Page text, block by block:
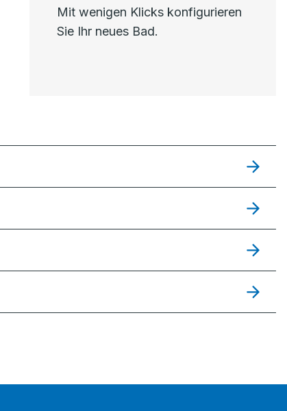
Mit wenigen Klicks konfigurieren
Sie Ihr neues Bad.